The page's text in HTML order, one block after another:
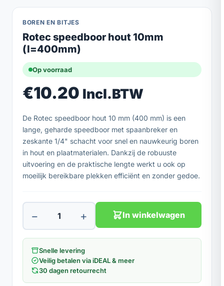
BOREN EN BITJES
Rotec speedboor hout 10mm
(l=400mm)
Op voorraad
€10.20 Incl.BTW
De Rotec speedboor hout 10 mm (400 mm) is een
lange, geharde speedboor met spaanbreker en
zeskante 1/4" schacht voor snel en nauwkeurig boren
in hout en plaatmaterialen. Dankzij de robuuste
uitvoering en de praktische lengte werkt u ook op
moeilijk bereikbare plekken efficiënt en zonder gedoe.
− + In winkelwagen
Snelle levering
Veilig betalen via iDEAL & meer
30 dagen retourrecht